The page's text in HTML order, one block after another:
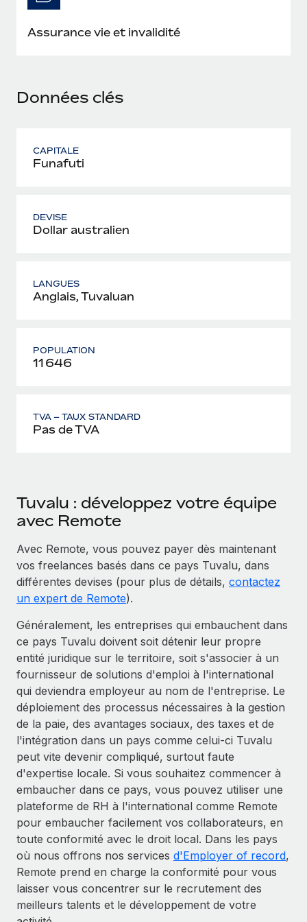
En savoir plus
Assurance vie et invalidité
Données clés
CAPITALE
Funafuti
DEVISE
Dollar australien
LANGUES
Anglais, Tuvaluan
POPULATION
11 646
TVA – TAUX STANDARD
Pas de TVA
Tuvalu : développez votre équipe
avec Remote
Avec Remote, vous pouvez payer dès maintenant
vos freelances basés dans ce pays Tuvalu, dans
différentes devises (pour plus de détails, contactez
un expert de Remote).
Généralement, les entreprises qui embauchent dans
ce pays Tuvalu doivent soit détenir leur propre
entité juridique sur le territoire, soit s'associer à un
fournisseur de solutions d'emploi à l'international
qui deviendra employeur au nom de l'entreprise. Le
déploiement des processus nécessaires à la gestion
de la paie, des avantages sociaux, des taxes et de
l'intégration dans un pays comme celui-ci Tuvalu
peut vite devenir compliqué, surtout faute
d'expertise locale. Si vous souhaitez commencer à
embaucher dans ce pays, vous pouvez utiliser une
plateforme de RH à l'international comme Remote
pour embaucher facilement vos collaborateurs, en
toute conformité avec le droit local. Dans les pays
où nous offrons nos services d'Employer of record,
Remote prend en charge la conformité pour vous
laisser vous concentrer sur le recrutement des
meilleurs talents et le développement de votre